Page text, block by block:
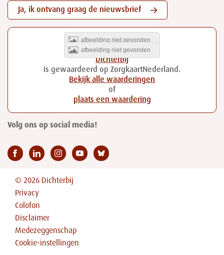
Ja, ik ontvang graag de nieuwsbrief
Dichterbij
is gewaardeerd op ZorgkaartNederland.
Bekijk alle waarderingen
of
plaats een waardering
Volg ons op social media!
© 2026 Dichterbij
Privacy
Colofon
Disclaimer
Medezeggenschap
Cookie-instellingen